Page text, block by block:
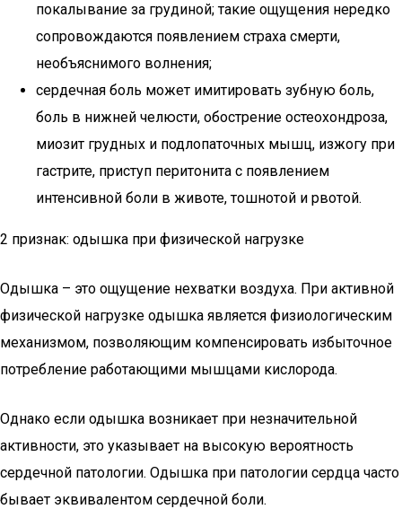
покалывание за грудиной; такие ощущения нередко
сопровождаются появлением страха смерти,
необъяснимого волнения;
сердечная боль может имитировать зубную боль,
боль в нижней челюсти, обострение остеохондроза,
миозит грудных и подлопаточных мышц, изжогу при
гастрите, приступ перитонита с появлением
интенсивной боли в животе, тошнотой и рвотой.
2 признак: одышка при физической нагрузке
Одышка – это ощущение нехватки воздуха. При активной
физической нагрузке одышка является физиологическим
механизмом, позволяющим компенсировать избыточное
потребление работающими мышцами кислорода.
Однако если одышка возникает при незначительной
активности, это указывает на высокую вероятность
сердечной патологии. Одышка при патологии сердца часто
бывает эквивалентом сердечной боли.